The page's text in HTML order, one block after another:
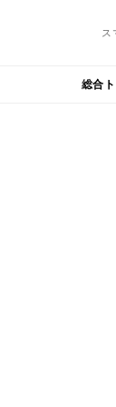
ス
総合